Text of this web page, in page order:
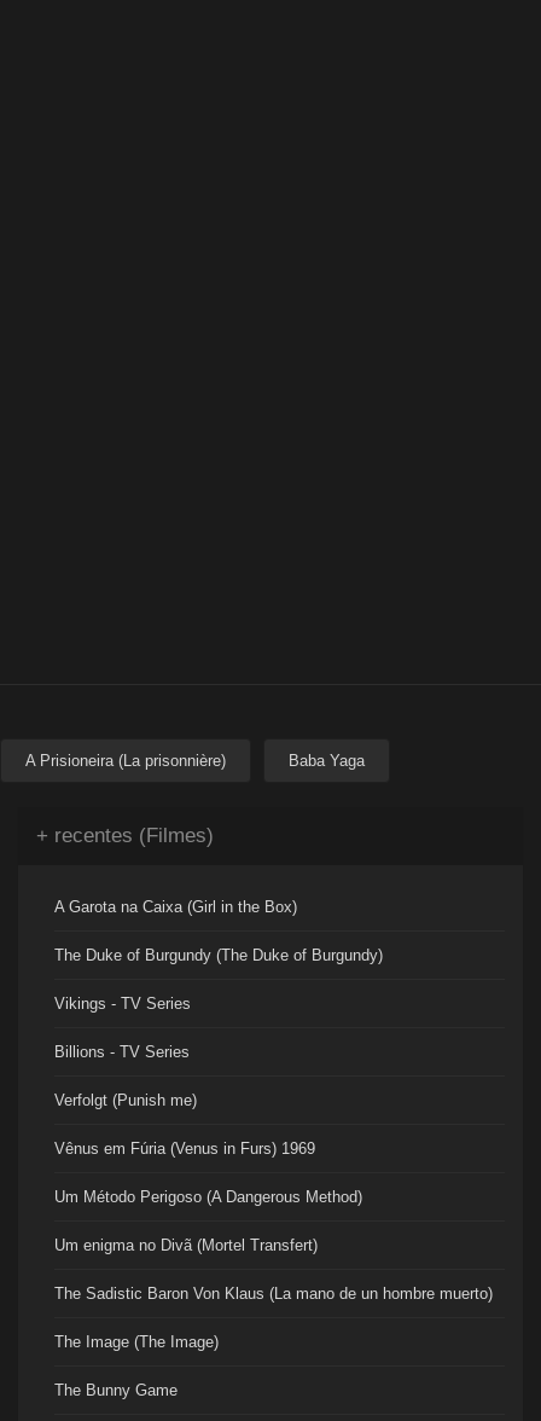
A Prisioneira (La prisonnière) Baba Yaga
+ recentes (Filmes)
A Garota na Caixa (Girl in the Box)
The Duke of Burgundy (The Duke of Burgundy)
Vikings - TV Series
Billions - TV Series
Verfolgt (Punish me)
Vênus em Fúria (Venus in Furs) 1969
Um Método Perigoso (A Dangerous Method)
Um enigma no Divã (Mortel Transfert)
The Sadistic Baron Von Klaus (La mano de un hombre muerto)
The Image (The Image)
The Bunny Game